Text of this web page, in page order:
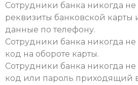
Сотрудники банка никогда
реквизиты банковской
данные по телефону.
Сотрудники банка никогда
код на обороте карты.
Сотрудники банка никогда не
код или пароль приходящий